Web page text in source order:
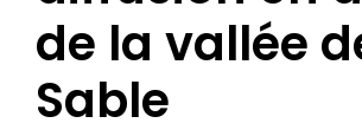
de la vallée
Sable